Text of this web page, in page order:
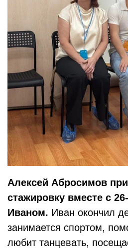
Алексей Абросимов
стажировку вместе с
Иваном. Иван окончил
занимается спортом,
любит танцевать,